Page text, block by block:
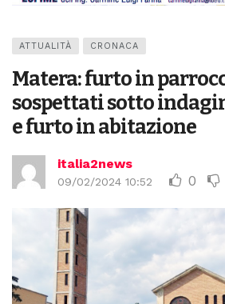
ATTUALITÀ CRONACA
Matera: furto in
sospettati sotto
e furto in abitazione
italia2news
09/02/2024 10:52 0